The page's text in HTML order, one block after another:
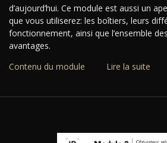
d’aujourd’hui. Ce module est aussi un
que vous utiliserez: les boîtiers, leurs
fonctionnement, ainsi que l’ensemble
avantages.
Contenu du module
Lire la suite